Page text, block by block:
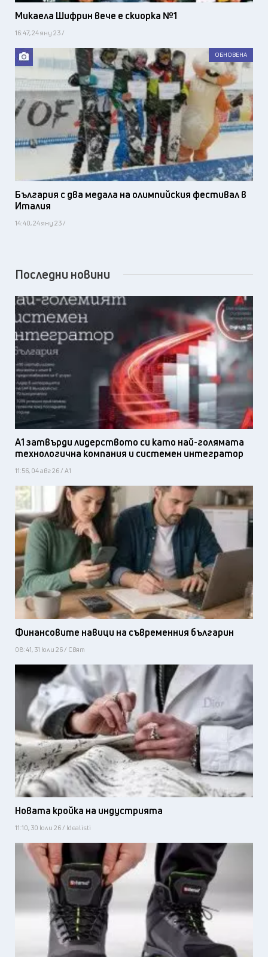
Микаела Шифрин вече е скиорка №1
16:47, 24 яну 23 /
ОБНОВЕНА
България с два медала на олимпийския фестивал в
Италия
14:40, 24 яну 23 /
Последни новини
А1 затвърди лидерството си като най-голямата
технологична компания и системен интегратор
11:56, 04 авг 26 / А1
Финансовите навици на съвременния българин
08:41, 31 юли 26 / Свят
Новата кройка на индустрията
11:10, 30 юли 26 / Idealisti